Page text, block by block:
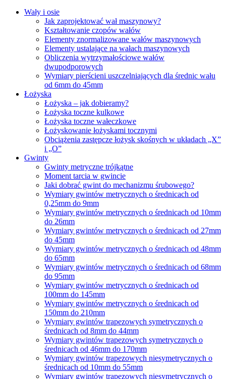
Wały i osie
Jak zaprojektować wał maszynowy?
Kształtowanie czopów wałów
Elementy znormalizowane wałów maszynowych
Elementy ustalające na wałach maszynowych
Obliczenia wytrzymałościowe wałów
dwupodporowych
Wymiary pierścieni uszczelniających dla średnic wału
od 6mm do 45mm
Łożyska
Łożyska – jak dobieramy?
Łożyska toczne kulkowe
Łożyska toczne wałeczkowe
Łożyskowanie łożyskami tocznymi
Obciążenia zastępcze łożysk skośnych w układach „X”
i „O”
Gwinty
Gwinty metryczne trójkątne
Moment tarcia w gwincie
Jaki dobrać gwint do mechanizmu śrubowego?
Wymiary gwintów metrycznych o średnicach od
0,25mm do 9mm
Wymiary gwintów metrycznych o średnicach od 10mm
do 26mm
Wymiary gwintów metrycznych o średnicach od 27mm
do 45mm
Wymiary gwintów metrycznych o średnicach od 48mm
do 65mm
Wymiary gwintów metrycznych o średnicach od 68mm
do 95mm
Wymiary gwintów metrycznych o średnicach od
100mm do 145mm
Wymiary gwintów metrycznych o średnicach od
150mm do 210mm
Wymiary gwintów trapezowych symetrycznych o
średnicach od 8mm do 44mm
Wymiary gwintów trapezowych symetrycznych o
średnicach od 46mm do 170mm
Wymiary gwintów trapezowych niesymetrycznych o
średnicach od 10mm do 55mm
Wymiary gwintów trapezowych niesymetrycznych o